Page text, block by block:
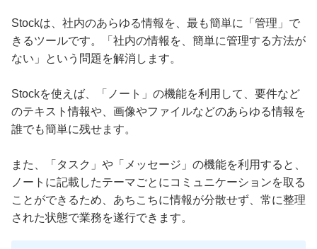
Stockは、社内のあらゆる情報を、最も簡単に「管理」で
きるツールです。「社内の情報を、簡単に管理する方法が
ない」という問題を解消します。
Stockを使えば、「ノート」の機能を利用して、要件など
のテキスト情報や、画像やファイルなどのあらゆる情報を
誰でも簡単に残せます。
また、「タスク」や「メッセージ」の機能を利用すると、
ノートに記載したテーマごとにコミュニケーションを取る
ことができるため、あちこちに情報が分散せず、常に整理
された状態で業務を遂行できます。